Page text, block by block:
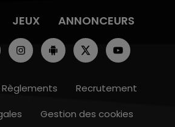
JEUX ANNONCEURS
Règlements
Recrutement
Gestion des cookies